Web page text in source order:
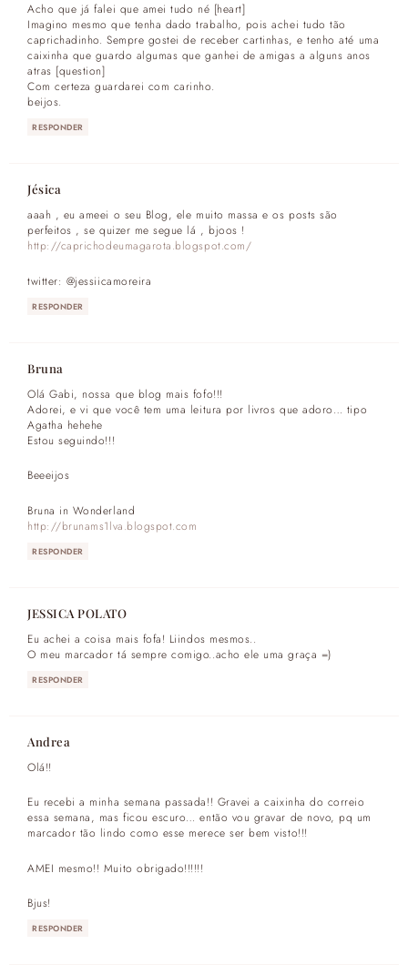
Acho que já falei que amei tudo né [heart]
Imagino mesmo que tenha dado trabalho, pois achei tudo tão
caprichadinho. Sempre gostei de receber cartinhas, e tenho até uma
caixinha que guardo algumas que ganhei de amigas a alguns anos
atras [question]
Com certeza guardarei com carinho.
beijos.
RESPONDER
Jésica
aaah , eu ameei o seu Blog, ele muito massa e os posts são
perfeitos , se quizer me segue lá , bjoos !
http://caprichodeumagarota.blogspot.com/
twitter: @jessiicamoreira
RESPONDER
Bruna
Olá Gabi, nossa que blog mais fofo!!!
Adorei, e vi que você tem uma leitura por livros que adoro… tipo
Agatha hehehe
Estou seguindo!!!
Beeeijos
Bruna in Wonderland
http://brunams1lva.blogspot.com
RESPONDER
JESSICA POLATO
Eu achei a coisa mais fofa! Liindos mesmos..
O meu marcador tá sempre comigo..acho ele uma graça =)
RESPONDER
Andrea
Olá!!
Eu recebi a minha semana passada!! Gravei a caixinha do correio
essa semana, mas ficou escuro… então vou gravar de novo, pq um
marcador tão lindo como esse merece ser bem visto!!!
AMEI mesmo!! Muito obrigado!!!!!!
Bjus!
RESPONDER